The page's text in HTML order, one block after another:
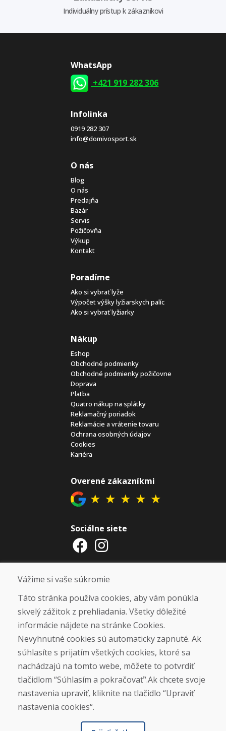
Individuálny prístup k zákazníkovi
WhatsApp
+421 919 282 306
Infolinka
0919 282 307
info@domivosport.sk
O nás
Blog
O nás
Predajňa
Bazár
Servis
Požičovňa
Výkup
Kontakt
Poradíme
Ako si vybrať lyže
Výpočet výšky lyžiarskych palíc
Ako si vybrať lyžiarky
Nákup
Eshop
Obchodné podmienky
Obchodné podmienky požičovne
Doprava
Platba
Quatro nákup na splátky
Reklamačný poriadok
Reklamácie a vrátenie tovaru
Ochrana osobných údajov
Cookies
Kariéra
Overené zákazníkmi
★ ★ ★ ★ ★
Sociálne siete
Otváracie hodiny
UKONČENÁ. ĎAKUJEME VÁM ZA
PRIAZEŇ A TEŠÍME SA NA VÁS OPÄŤ
OD 14. 9. 2026.
Nájsť na Google mape
Vážime si vaše súkromie
Táto stránka používa cookies, aby vám ponúkla
skvelý zážitok z prehliadania. Všetky dôležité
informácie nájdete na stránke Cookies.
Nevyhnutné cookies sú automaticky zapnuté. Ak
súhlasíte s prijatím všetkých cookies, ktoré sa
nachádzajú na tomto webe, môžete to potvrdiť
tlačidlom “Súhlasím a pokračovať“.Ak chcete svoje
nastavenia upraviť, kliknite na tlačidlo “Upraviť
nastavenia cookies“.